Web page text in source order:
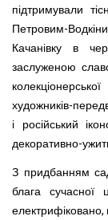
підтримували
Петровим-
Качанівку в
заслуженою
художників-
і російський
декоративно-
З придбанням
блага сучасної
електрифіковано,